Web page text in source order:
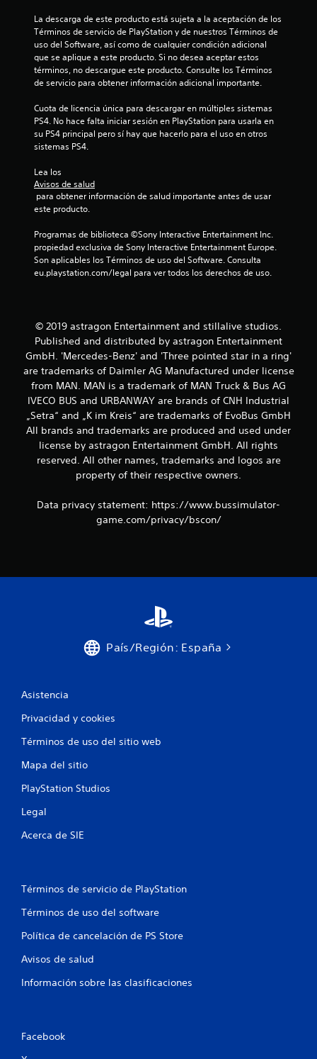
c
a
c
i
o
s
La descarga de este producto está sujeta a la aceptación de los
Términos de servicio de PlayStation y de nuestros Términos de
uso del Software, así como de cualquier condición adicional
que se aplique a este producto. Si no desea aceptar estos
términos, no descargue este producto. Consulte los Términos
de servicio para obtener información adicional importante.
Cuota de licencia única para descargar en múltiples sistemas
PS4. No hace falta iniciar sesión en PlayStation para usarla en
su PS4 principal pero sí hay que hacerlo para el uso en otros
sistemas PS4.
Lea los
Avisos de salud
este producto.
Programas de biblioteca ©Sony Interactive Entertainment Inc.
propiedad exclusiva de Sony Interactive Entertainment Europe.
Son aplicables los Términos de uso del Software. Consulta
eu.playstation.com/legal para ver todos los derechos de uso.
© 2019 astragon Entertainment and stillalive studios.
Published and distributed by astragon Entertainment
GmbH. 'Mercedes-Benz' and 'Three pointed star in a ring'
are trademarks of Daimler AG Manufactured under license
from MAN. MAN is a trademark of MAN Truck & Bus AG
IVECO BUS and URBANWAY are brands of CNH Industrial
„Setra“ and „K im Kreis“ are trademarks of EvoBus GmbH
All brands and trademarks are produced and used under
license by astragon Entertainment GmbH. All rights
reserved. All other names, trademarks and logos are
property of their respective owners.
Data privacy statement: https://www.bussimulator-
game.com/privacy/bscon/
País/Región: España
Asistencia
Privacidad y cookies
Términos de uso del sitio web
Mapa del sitio
PlayStation Studios
Legal
Acerca de SIE
Términos de servicio de PlayStation
Términos de uso del software
Política de cancelación de PS Store
Avisos de salud
Información sobre las clasificaciones
Facebook